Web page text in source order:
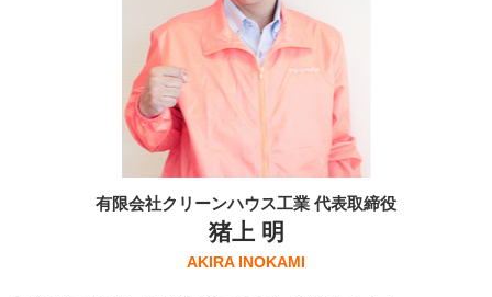
有限会社クリーンハウス工業 代表取締役
猪上 明
AKIRA INOKAMI